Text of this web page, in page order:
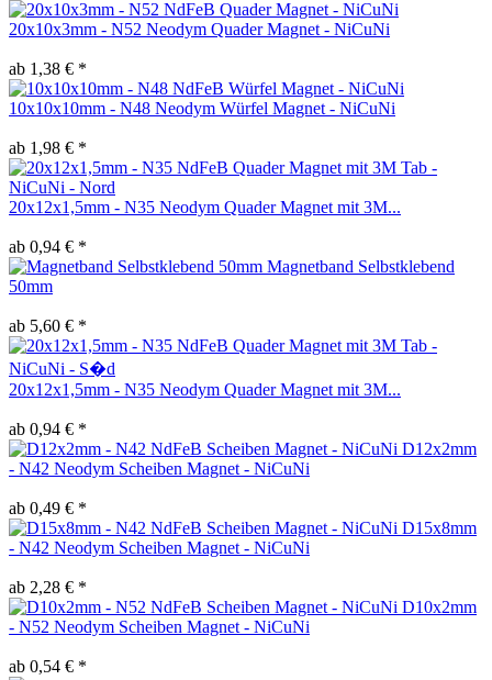
20x10x3mm - N52 Neodym Quader Magnet - NiCuNi
ab 1,38 € *
10x10x10mm - N48 Neodym Würfel Magnet - NiCuNi
ab 1,98 € *
20x12x1,5mm - N35 Neodym Quader Magnet mit 3M...
ab 0,94 € *
Magnetband Selbstklebend
50mm
ab 5,60 € *
20x12x1,5mm - N35 Neodym Quader Magnet mit 3M...
ab 0,94 € *
D12x2mm
- N42 Neodym Scheiben Magnet - NiCuNi
ab 0,49 € *
D15x8mm
- N42 Neodym Scheiben Magnet - NiCuNi
ab 2,28 € *
D10x2mm
- N52 Neodym Scheiben Magnet - NiCuNi
ab 0,54 € *